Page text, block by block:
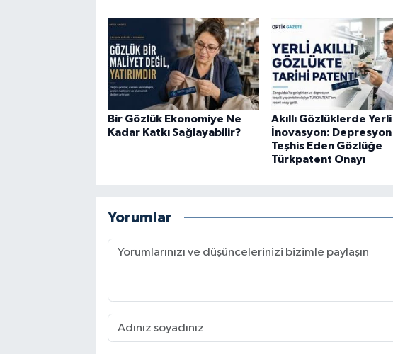
Bir Gözlük Ekonomiye Ne
Kadar Katkı Sağlayabilir?
Akıllı Gözlüklerde Yerli
İnovasyon: Depresyon
Teşhis Eden Gözlüğe
Türkpatent Onayı
Yorumlar